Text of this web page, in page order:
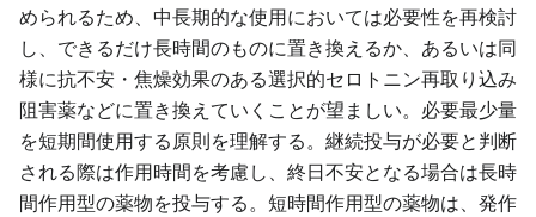
められるため、中長期的な使用においては必要性を再検討
し、できるだけ長時間のものに置き換えるか、あるいは同
様に抗不安・焦燥効果のある選択的セロトニン再取り込み
阻害薬などに置き換えていくことが望ましい。必要最少量
を短期間使用する原則を理解する。継続投与が必要と判断
される際は作用時間を考慮し、終日不安となる場合は長時
間作用型の薬物を投与する。短時間作用型の薬物は、発作